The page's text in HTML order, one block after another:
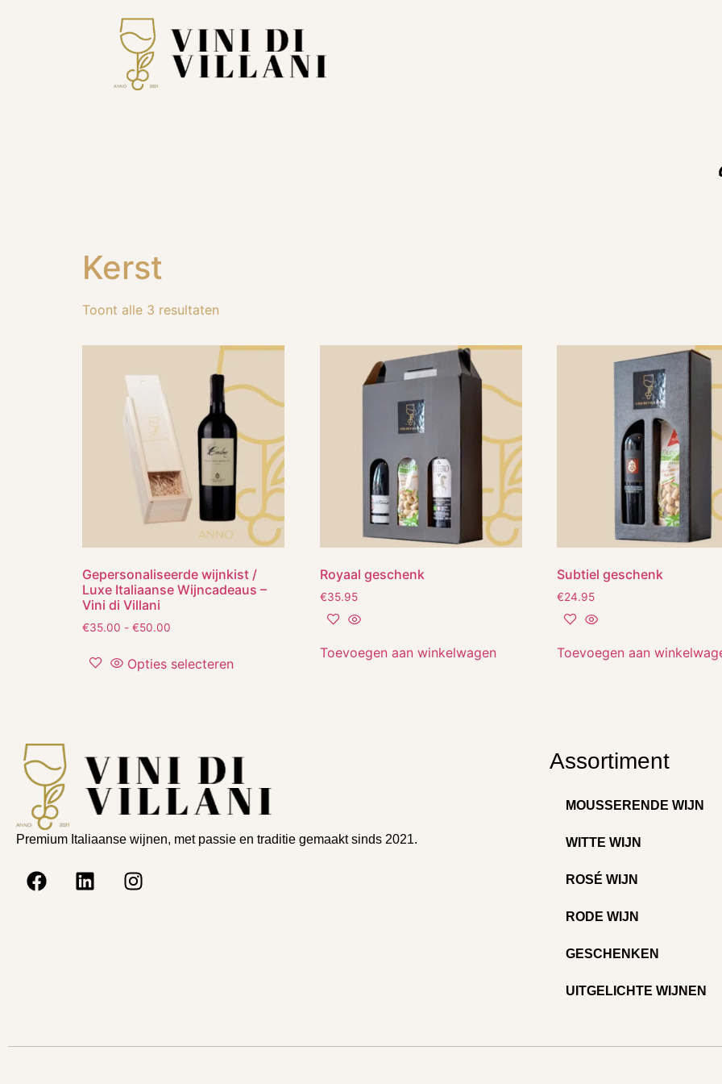
Kerst
Toont alle 3 resultaten
Gepersonaliseerde wijnkist /
Luxe Italiaanse Wijncadeaus –
Vini di Villani
€35.00 - €50.00
Opties selecteren
Royaal geschenk
€35.95
Toevoegen aan winkelwagen
Subtiel geschenk
€24.95
Toevoegen aan
Premium Italiaanse wijnen, met passie en traditie gemaakt sinds 2021.
Assortiment
MOUSSERENDE WIJN
WITTE WIJN
ROSÉ WIJN
RODE WIJN
GESCHENKEN
UITGELICHTE WIJNEN